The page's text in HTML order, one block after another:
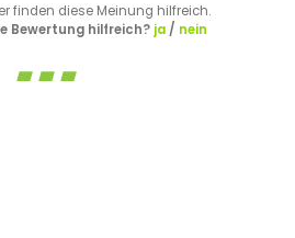
finden diese Meinung hilfreich.
Bewertung hilfreich? ja/ nein